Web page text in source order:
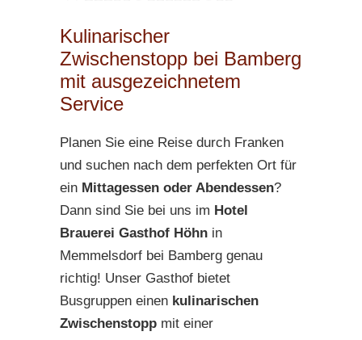
Kulinarischer
Zwischenstopp bei Bamberg
mit ausgezeichnetem
Service
Planen Sie eine Reise durch Franken
und suchen nach dem perfekten Ort für
ein Mittagessen oder Abendessen?
Dann sind Sie bei uns im Hotel
Brauerei Gasthof Höhn in
Memmelsdorf bei Bamberg genau
richtig! Unser Gasthof bietet
Busgruppen einen kulinarischen
Zwischenstopp mit einer